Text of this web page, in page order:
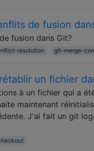
de fusion
fusion dans Git?
resolution git-merge-
un fichier
à un fichier qui a
maintenant
J'ai fait un git